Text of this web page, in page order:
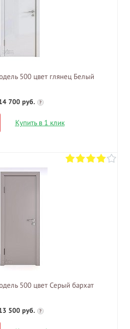
500 цвет глянец Белый
700 руб. ?
Купить в 1 клик
500 цвет Серый бархат
500 руб. ?